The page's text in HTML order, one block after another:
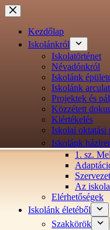
Ugrás
a
tartalomraKezdőlap
Iskolánkról
Iskolatörténet
Névadónkról
Iskolánk
Iskolánk
Projektek és
Közzétett
Kiértékelés
Iskolai oktatási
Iskolánk
1. sz.
Az
Elérhetőségek
Iskolánk életéből
Szakkörök